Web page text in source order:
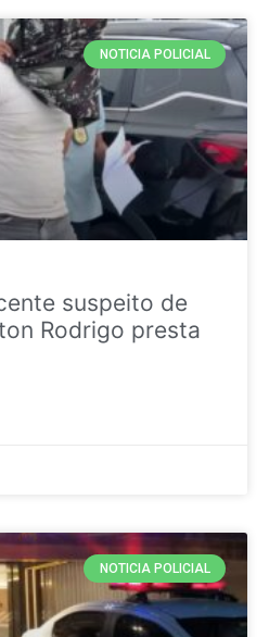
NOTICIA POLICIAL
suspeito de
Rodrigo presta
NOTICIA POLICIAL